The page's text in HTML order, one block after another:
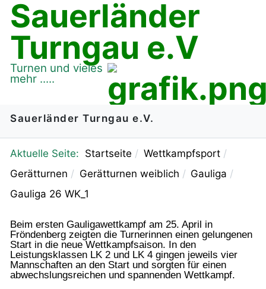
Sauerländer
Turngau e.V
Turnen und vieles
mehr .....
Sauerländer Turngau e.V.
Aktuelle Seite: Startseite
Wettkampfsport
Gerätturnen
Gerätturnen weiblich
Gauliga
Gauliga 26 WK_1
Beim ersten Gauligawettkampf am 25. April in
Fröndenberg zeigten die Turnerinnen einen gelungenen
Start in die neue Wettkampfsaison. In den
Leistungsklassen LK 2 und LK 4 gingen jeweils vier
Mannschaften an den Start und sorgten für einen
abwechslungsreichen und spannenden Wettkampf.